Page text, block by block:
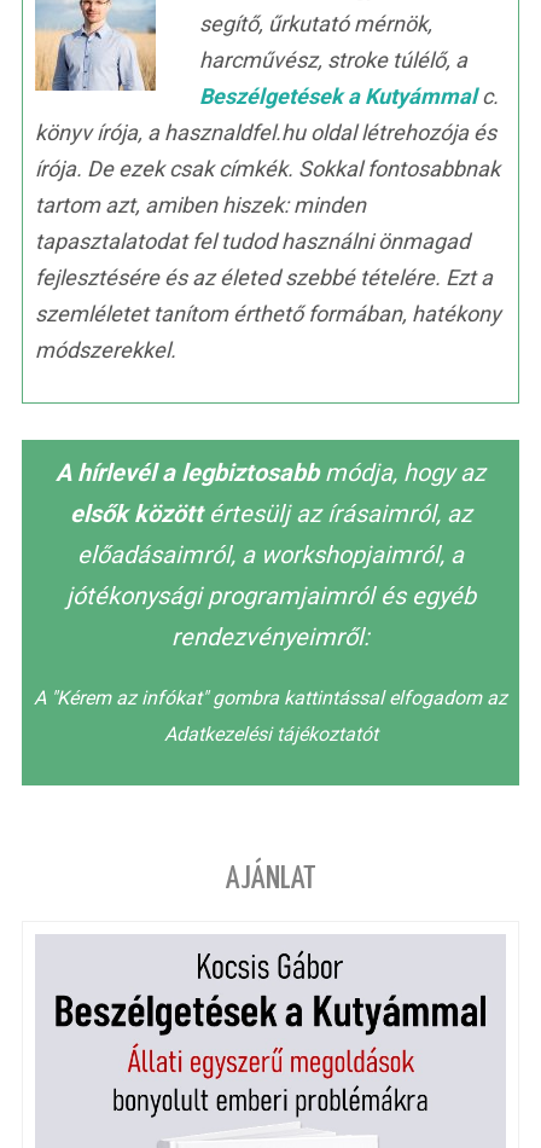
segítő, űrkutató mérnök,
harcművész, stroke túlélő, a
Beszélgetések a Kutyámmalc.
könyv írója, a hasznaldfel.hu oldal létrehozója és
írója. De ezek csak címkék. Sokkal fontosabbnak
tartom azt, amiben hiszek: minden
tapasztalatodat fel tudod használni önmagad
fejlesztésére és az életed szebbé tételére. Ezt a
szemléletet tanítom érthető formában, hatékony
módszerekkel.
A hírlevél a legbiztosabbmódja, hogy az
elsők közöttértesülj az írásaimról, az
előadásaimról, a workshopjaimról, a
jótékonysági programjaimról és egyéb
rendezvényeimről:
A "Kérem az infókat" gombra kattintással elfogadom az
Adatkezelési tájékoztatót
AJÁNLAT